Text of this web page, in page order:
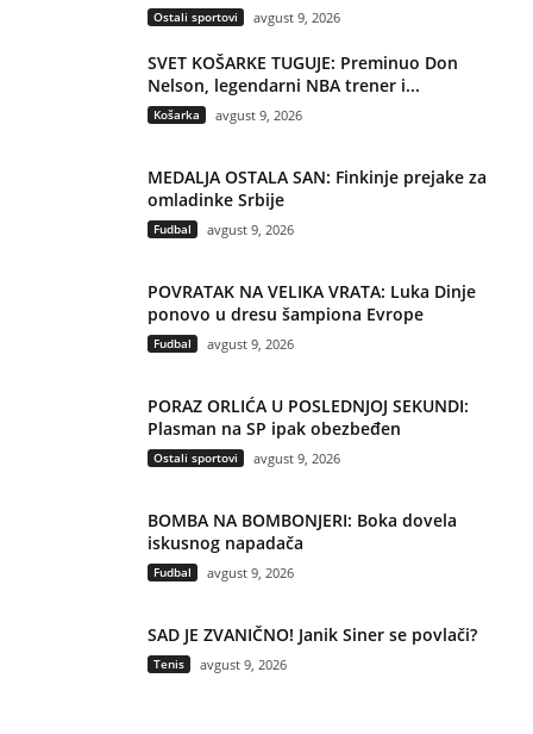
Ostali sportovi avgust 9, 2026
SVET KOŠARKE TUGUJE: Preminuo Don
Nelson, legendarni NBA trener i...
Košarka avgust 9, 2026
MEDALJA OSTALA SAN: Finkinje prejake za
omladinke Srbije
Fudbal avgust 9, 2026
POVRATAK NA VELIKA VRATA: Luka Dinje
ponovo u dresu šampiona Evrope
Fudbal avgust 9, 2026
PORAZ ORLIĆA U POSLEDNJOJ SEKUNDI:
Plasman na SP ipak obezbeđen
Ostali sportovi avgust 9, 2026
BOMBA NA BOMBONJERI: Boka dovela
iskusnog napadača
Fudbal avgust 9, 2026
SAD JE ZVANIČNO! Janik Siner se povlači?
Tenis avgust 9, 2026